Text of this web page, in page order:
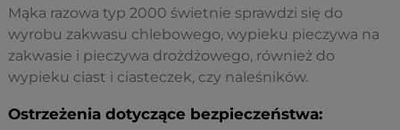
Mąka razowa typ 2000 świetnie sprawdzi się do
wyrobu zakwasu chlebowego, wypieku pieczywa na
zakwasie i pieczywa drożdżowego, również do
wypieku ciast i ciasteczek, czy naleśników.
Ostrzeżenia dotyczące bezpieczeństwa: